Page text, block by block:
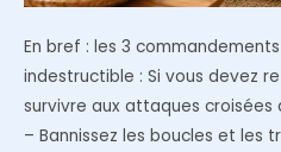
En bref : les 3
indestructible : Si vous devez
survivre aux attaques
– Bannissez les boucles et les